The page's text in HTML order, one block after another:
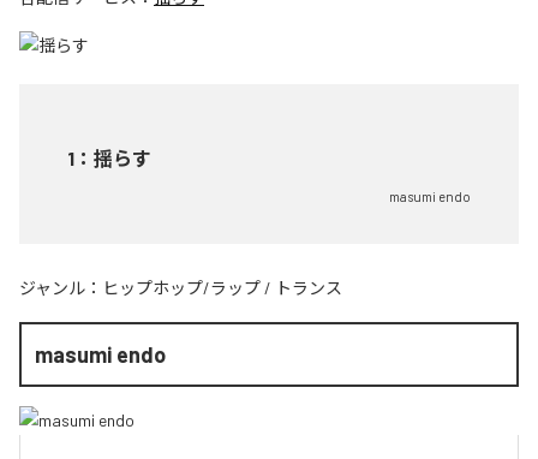
1 ： 揺らす
masumi endo
ジャンル： ヒップホップ/ラップ / トランス
masumi endo